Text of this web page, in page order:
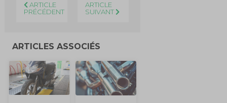
ARTICLE
PRÉCÉDENT
ARTICLE
SUIVANT
ARTICLES ASSOCIÉS